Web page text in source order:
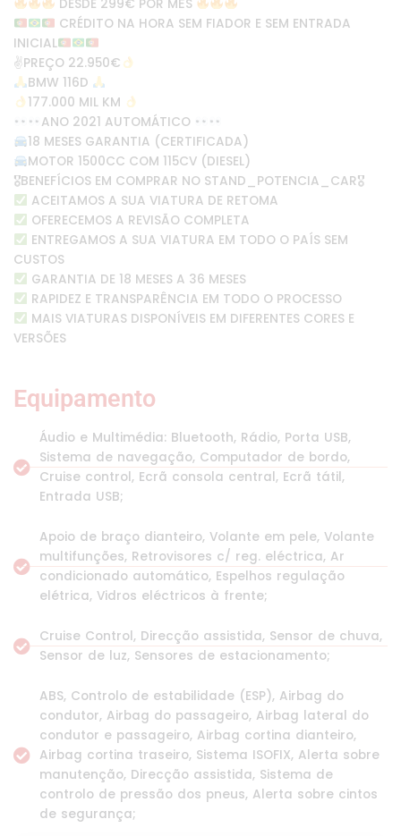
DESDE 299€ POR MÊS
CRÉDITO NA HORA SEM FIADOR E SEM ENTRADA
INICIAL
✌PREÇO 22.950€
BMW 116D
177.000 MIL KM
ANO 2021 AUTOMÁTICO
18 MESES GARANTIA (CERTIFICADA)
MOTOR 1500CC COM 115CV (DIESEL)
🎖BENEFÍCIOS EM COMPRAR NO STAND_POTENCIA_CAR🎖
ACEITAMOS A SUA VIATURA DE RETOMA
OFERECEMOS A REVISÃO COMPLETA
ENTREGAMOS A SUA VIATURA EM TODO O PAÍS SEM
CUSTOS
GARANTIA DE 18 MESES A 36 MESES
RAPIDEZ E TRANSPARÊNCIA EM TODO O PROCESSO
MAIS VIATURAS DISPONÍVEIS EM DIFERENTES CORES E
VERSÕES
Equipamento
Áudio e Multimédia: Bluetooth, Rádio, Porta USB,
Sistema de navegação, Computador de bordo,
Cruise control, Ecrã consola central, Ecrã tátil,
Entrada USB;
Apoio de braço dianteiro, Volante em pele, Volante
multifunções, Retrovisores c/ reg. eléctrica, Ar
condicionado automático, Espelhos regulação
elétrica, Vidros eléctricos à frente;
Cruise Control, Direcção assistida, Sensor de chuva,
Sensor de luz, Sensores de estacionamento;
ABS, Controlo de estabilidade (ESP), Airbag do
condutor, Airbag do passageiro, Airbag lateral do
condutor e passageiro, Airbag cortina dianteiro,
Airbag cortina traseiro, Sistema ISOFIX, Alerta sobre
manutenção, Direcção assistida, Sistema de
controlo de pressão dos pneus, Alerta sobre cintos
de segurança;